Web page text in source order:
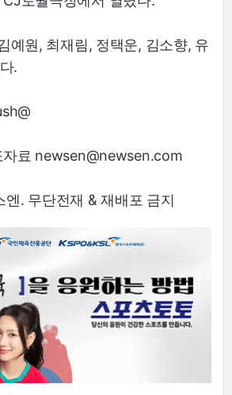
예원, 최재림, 정택운, 김소향, 유
.
자료 newsen@newsen.com
. 무단전재 & 재배포 금지